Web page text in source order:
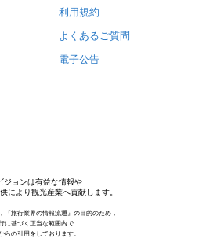
利用規約
よくあるご質問
電子公告
ジョンは有益な情報や
により観光産業へ貢献します。
『旅行業界の情報流通』の目的のため，
に基づく正当な範囲内で
らの引用をしております。